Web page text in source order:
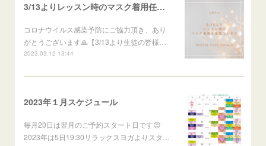
3/13よりレッスン時のマスク着用任意のお知らせ
コロナウイルス感染予防にご協力頂き、あり
がとうございます🙏【3/13より生徒の皆様…
2023.03.12 13:44
2023年１月スケジュール
毎月20日は翌月のご予約スタート日です😊
2023年は5日19:30リラックスヨガよりスタ…